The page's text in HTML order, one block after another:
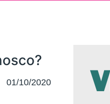
01/10/2020